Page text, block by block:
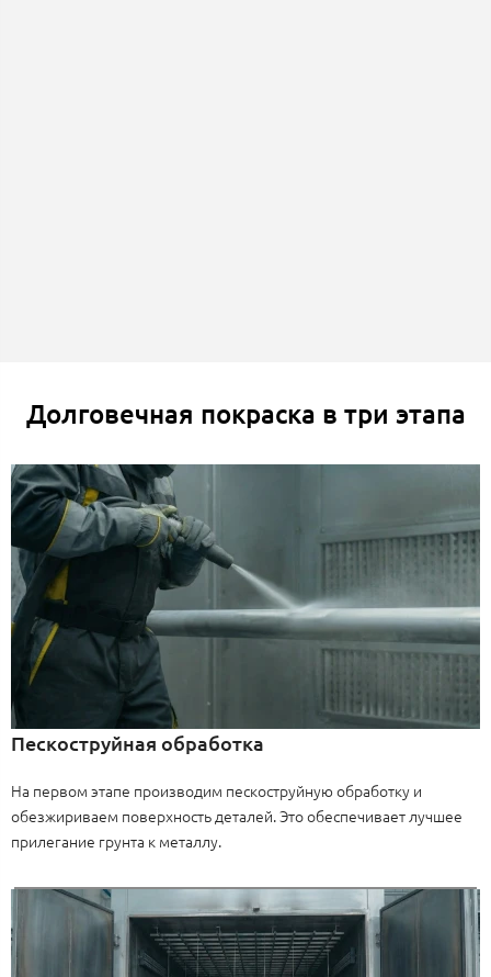
Долговечная покраска в три этапа
Пескоструйная обработка
На первом этапе производим пескоструйную обработку и
обезжириваем поверхность деталей. Это обеспечивает лучшее
прилегание грунта к металлу.